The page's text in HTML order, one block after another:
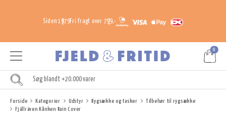
Siden 1979Fri fragt over 799,-
0
Forside Kategorier Udstyr Rygsække og tasker
Tilbehør til rygsække
Fjällräven Kånken Rain Cover